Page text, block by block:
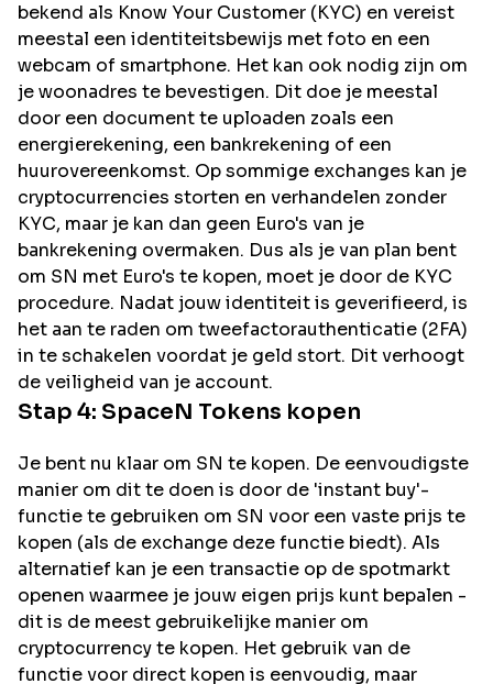
bekend als Know Your Customer (KYC) en vereist
meestal een identiteitsbewijs met foto en een
webcam of smartphone. Het kan ook nodig zijn om
je woonadres te bevestigen. Dit doe je meestal
door een document te uploaden zoals een
energierekening, een bankrekening of een
huurovereenkomst. Op sommige exchanges kan je
cryptocurrencies storten en verhandelen zonder
KYC, maar je kan dan geen Euro's van je
bankrekening overmaken. Dus als je van plan bent
om SN met Euro's te kopen, moet je door de KYC
procedure. Nadat jouw identiteit is geverifieerd, is
het aan te raden om tweefactorauthenticatie (2FA)
in te schakelen voordat je geld stort. Dit verhoogt
de veiligheid van je account.
Stap 4: SpaceN Tokens kopen
Je bent nu klaar om SN te kopen. De eenvoudigste
manier om dit te doen is door de 'instant buy'-
functie te gebruiken om SN voor een vaste prijs te
kopen (als de exchange deze functie biedt). Als
alternatief kan je een transactie op de spotmarkt
openen waarmee je jouw eigen prijs kunt bepalen -
dit is de meest gebruikelijke manier om
cryptocurrency te kopen. Het gebruik van de
functie voor direct kopen is eenvoudig, maar